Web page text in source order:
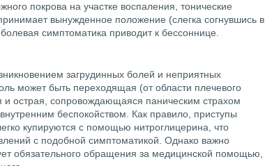
покрова на участке воспаления, тонические
вынужденное положение (слегка согнувшись в
симптоматика приводит к бессоннице.
загрудинных болей и неприятных
может быть переходящая (от области плечевого
острая, сопровождающаяся паническим страхом
беспокойством. Как правило, приступы
купируются с помощью нитроглицерина, что
с подобной симптоматикой. Однако важно
обязательного обращения за медицинской помощью,